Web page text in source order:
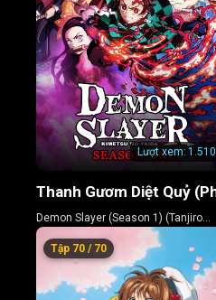
Lượt xem: 1.510
Demon Slayer (Season 1) (Tanjiro
Kamado, Unwavering Resolve Arc)
Tập 70 / 70